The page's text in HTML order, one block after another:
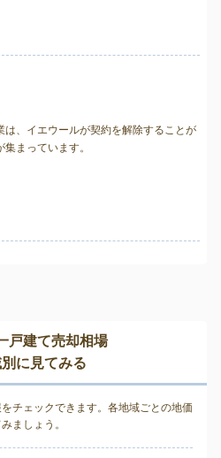
は、イエウールが契約を解除することが
集まっています。
戸建て売却相場
に見てみる
チェックできます。各地域ごとの地価
ましょう。